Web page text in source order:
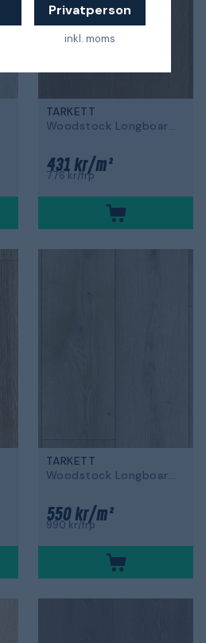
Privatperson
inkl. moms
TARKETT
Woodstock Longboards
431 kr/m²
776 kr/frp
TARKETT
Woodstock Longboards
550 kr/m²
990 kr/frp